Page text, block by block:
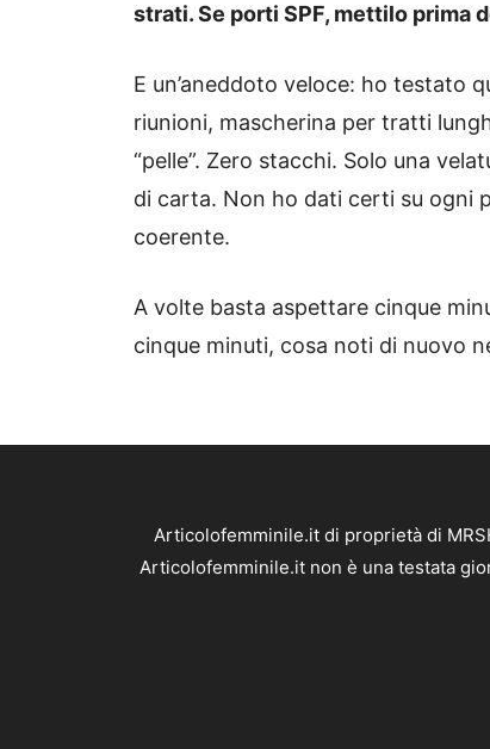
strati. Se porti SPF, mettilo prima
E un’aneddoto veloce: ho testato
riunioni, mascherina per tratti
“pelle”. Zero stacchi. Solo una
di carta. Non ho dati certi su ogni
coerente.
A volte basta aspettare cinque
cinque minuti, cosa noti di nuovo
Articolofemminile.it di proprietà di
Articolofemminile.it non è una testata